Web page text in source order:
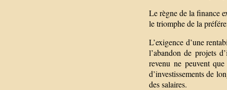
Le règne de la finance
le triomphe de la
L’exigence d’une
l’abandon de projets
revenu ne peuvent
d’investissements de
des salaires.